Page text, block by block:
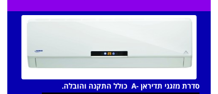
סדרת מזגני תדיראן -A כולל התקנה והובלה.